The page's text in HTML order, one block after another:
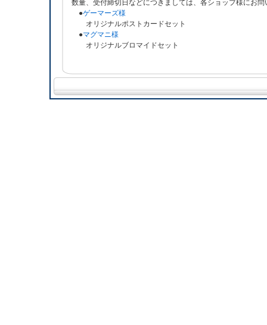
数量、受付締切日などにつきましては、各ショップ様にお
●ゲーマーズ様
オリジナルポストカードセット
●マグマニ様
オリジナルブロマイドセット